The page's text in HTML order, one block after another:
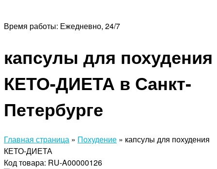
Время работы: Ежедневно, 24/7
капсулы для похудения
КЕТО-ДИЕТА в Санкт-
Петербурге
Главная страница » Похудение » капсулы для похудения
КЕТО-ДИЕТА
Код товара: RU-A00000126